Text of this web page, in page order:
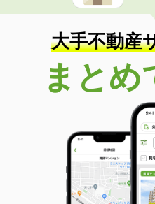
大手不動産
まとめ